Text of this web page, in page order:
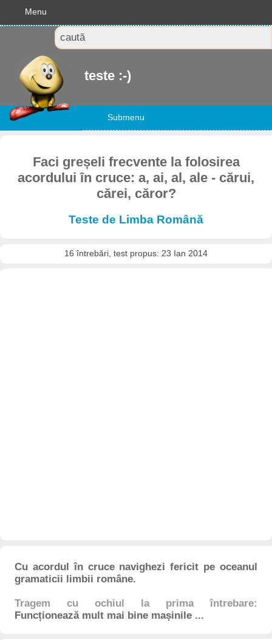
Menu
teste :-)
Submenu
Faci greșeli frecvente la folosirea
acordului în cruce: a, ai, al, ale - cărui,
cărei, căror?
Teste de Limba Română
16 întrebări, test propus: 23 Ian 2014
Cu acordul în cruce navighezi fericit pe oceanul
gramaticii limbii române.
Tragem cu ochiul la prima întrebare:
Funcționează mult mai bine mașinile ...